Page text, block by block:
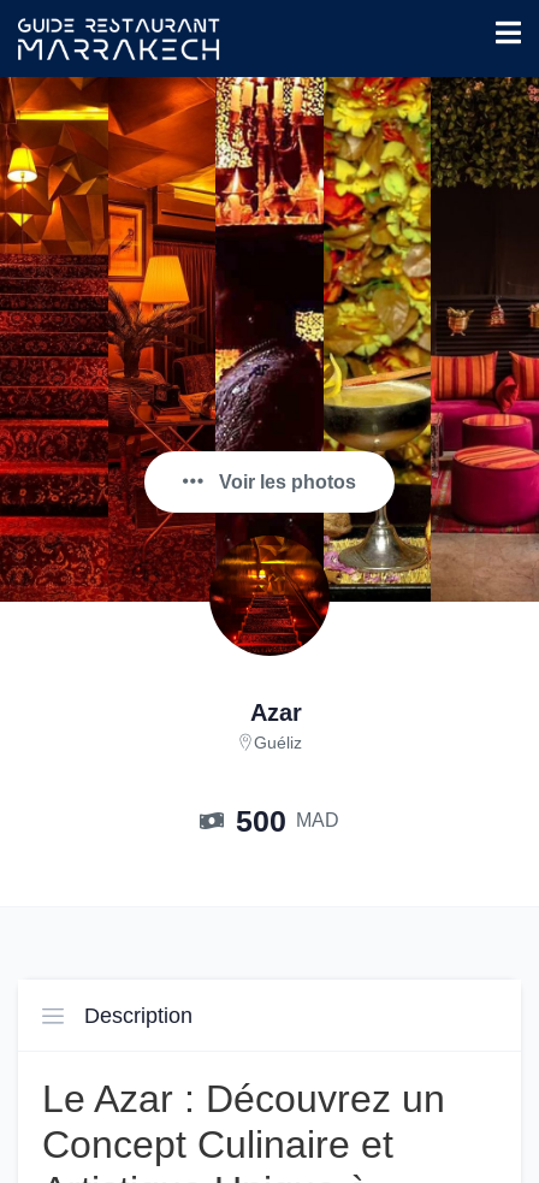
Voir les photos
Azar
Guéliz
500 MAD
Description
Le Azar : Découvrez un
Concept Culinaire et